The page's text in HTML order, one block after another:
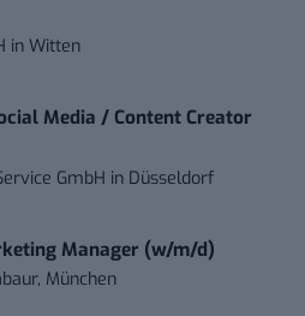
inWitten
Media / Content Creator
GmbH in Düsseldorf
Manager (w/m/d)
München